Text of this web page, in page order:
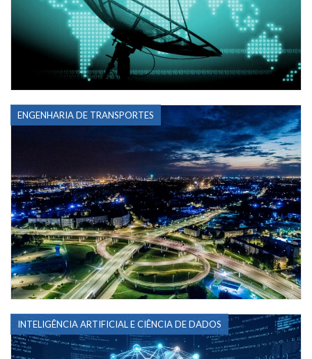
ENGENHARIA DE TRANSPORTES
INTELIGÊNCIA ARTIFICIAL E CIÊNCIA DE DADOS